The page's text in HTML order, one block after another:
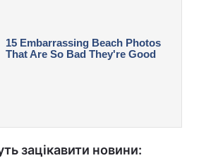
зацікавити новини: